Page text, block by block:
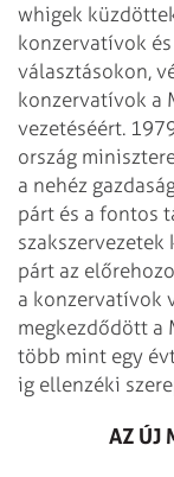
whigek
konzervatívok
választásokon,
konzervatívok a
vezetéséért.
ország
a nehéz
párt és a fontos
párt az
a konzervatívok
megkezdődött a
több mint egy
ig ellenzéki
AZ ÚJ